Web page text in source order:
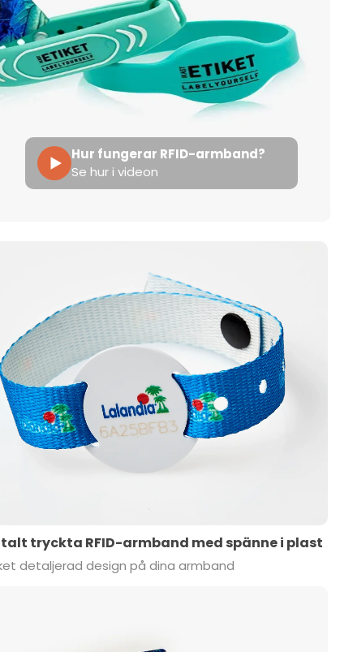
Hur fungerar RFID-armband?
Se hur i videon
tryckta RFID-armband med spänne i plast
detaljerad design på dina armband